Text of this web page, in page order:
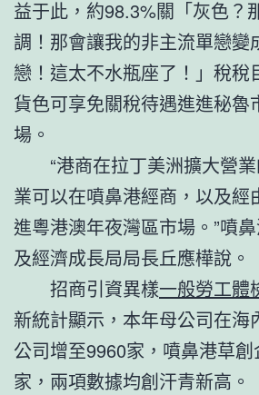
益于此，約98.3%關「灰色？
調！那會讓我的非主流單戀變
戀！這太不水瓶座了！」稅稅
貨色可享免關稅待遇進進秘魯
場。
“港商在拉丁美洲擴大營
業可以在噴鼻港經商，以及經
進粵港澳年夜灣區市場。”噴
及經濟成長局局長丘應樺說。
招商引資異樣一般勞工體
新統計顯示，本年母公司在海
公司增至9960家，噴鼻港草
家，兩項數據均創汗青新高。